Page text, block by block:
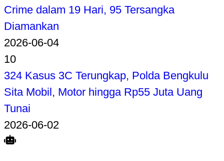
Crime dalam 19 Hari, 95 Tersangka
Diamankan
2026-06-04
10
324 Kasus 3C Terungkap, Polda Bengkulu
Sita Mobil, Motor hingga Rp55 Juta Uang
Tunai
2026-06-02